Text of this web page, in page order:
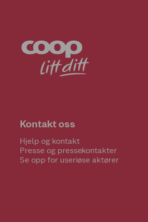
Kontakt oss
Hjelp og kontakt
Presse og pressekontakter
Se opp for useriøse aktører